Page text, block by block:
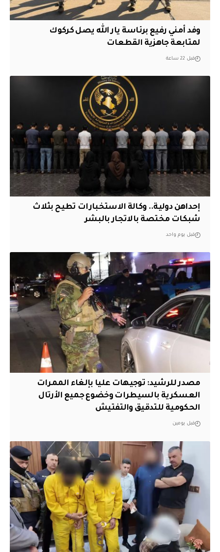
وفد أمني رفيع برئاسة يار الله يصل كركوك
لمتابعة جاهزية القطعات
قبل 22 ساعة
إحداهن دولية.. وكالة الاستخبارات تطيح بثلاث
شبكات مختصة بالاتجار بالبشر
قبل يوم واحد
مصدر للرشيد: توجيهات عليا بإلغاء الممرات
العسكرية بالسيطرات وخضوع جميع الأرتال
الحكومية للتدقيق والتفتيش
قبل يومين